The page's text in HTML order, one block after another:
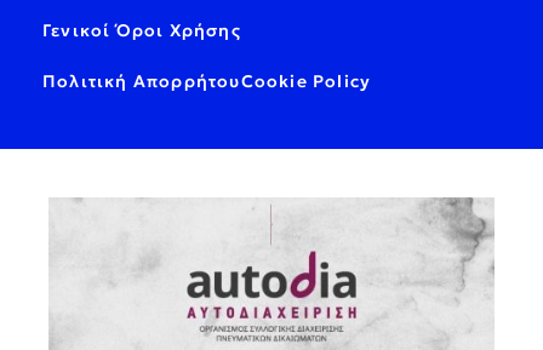
Γενικοί Όροι Χρήσης
Πολιτική ΑπορρήτουCookie Policy